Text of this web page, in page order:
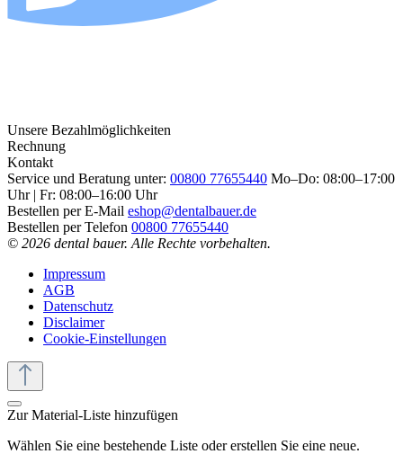
Unsere Bezahlmöglichkeiten
Rechnung
Kontakt
Service und Beratung unter: 00800 77655440 Mo–Do: 08:00–17:00
Uhr | Fr: 08:00–16:00 Uhr
Bestellen per E-Mail eshop@dentalbauer.de
Bestellen per Telefon 00800 77655440
© 2026 dental bauer. Alle Rechte vorbehalten.
Impressum
AGB
Datenschutz
Disclaimer
Cookie-Einstellungen
Zur Material-Liste hinzufügen
Wählen Sie eine bestehende Liste oder erstellen Sie eine neue.